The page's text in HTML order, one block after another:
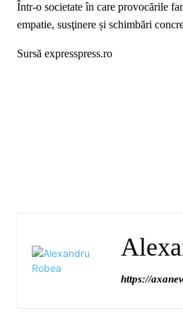
Într‑o societate în care provocările
empatie, susţinere și schimbări
Sursă expresspress.ro
https://